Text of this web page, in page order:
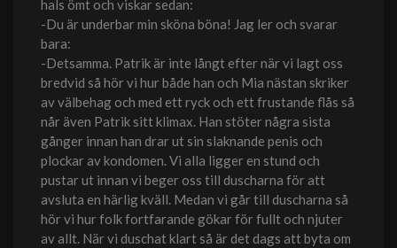
hals ömt och viskar sedan:
-Du är underbar min sköna böna! Jag ler och svarar
bara:
-Detsamma. Patrik är inte långt efter när vi lagt oss
bredvid så hör vi hur både han och Mia nästan skriker
av välbehag och med ett ryck och ett frustande flås så
når även Patrik sitt klimax. Han stöter några sista
gånger innan han drar ut sin slaknande penis och
plockar av kondomen. Vi alla ligger en stund och
pustar ut innan vi beger oss till duscharna för att
avsluta en härlig kväll. Medan vi går till duscharna så
hör vi hur folk fortfarande gökar för fullt och njuter
av allt. När vi duschat klart så är det dags att byta om